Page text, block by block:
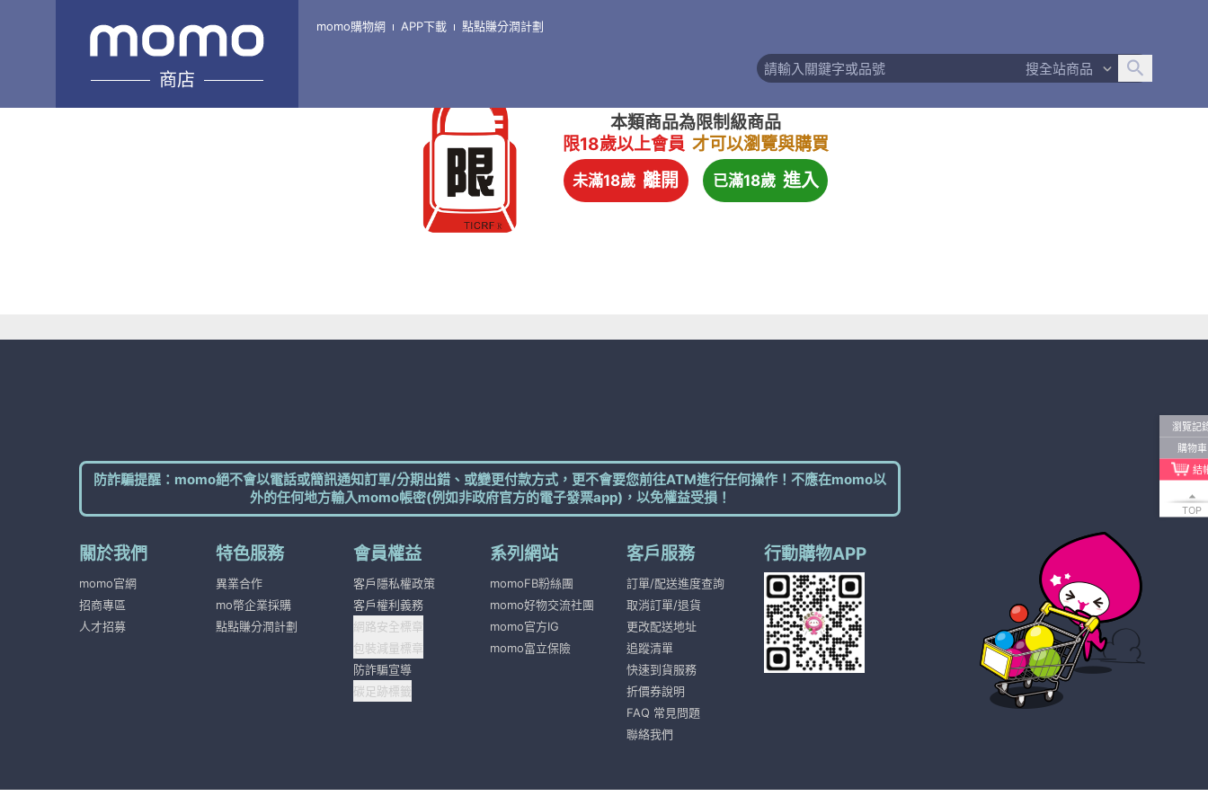
商店
momo購物網 APP下載 點點賺分潤計劃
搜全站商品
本類商品為限制級商品
限18歲以上會員 才可以瀏覽與購買
未滿18歲 離開 已滿18歲 進入
防詐騙提醒：momo絕不會以電話或簡訊通知訂單/分期出錯、或變更付款方式，更不會要您前往ATM進行任何操作！不應在momo以
外的任何地方輸入momo帳密(例如非政府官方的電子發票app)，以免權益受損！
關於我們
momo官網
招商專區
人才招募
特色服務
異業合作
mo幣企業採購
點點賺分潤計劃
會員權益
客戶隱私權政策
客戶權利義務
網路安全標章
包裝減量標章
防詐騙宣導
碳足跡標籤
系列網站
momoFB粉絲團
momo好物交流社團
momo官方IG
momo富立保險
客戶服務
訂單/配送進度查詢
取消訂單/退貨
更改配送地址
追蹤清單
快速到貨服務
折價券說明
FAQ 常見問題
聯絡我們
行動購物APP
瀏覽記
購物車
結
TOP